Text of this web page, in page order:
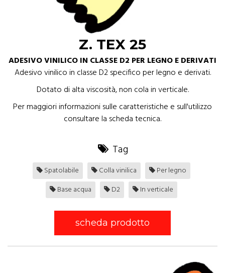
Z. TEX 25
ADESIVO VINILICO IN CLASSE D2 PER LEGNO E DERIVATI
Adesivo vinilico in classe D2 specifico per legno e derivati.
Dotato di alta viscosità, non cola in verticale.
Per maggiori informazioni sulle caratteristiche e sull'utilizzo
consultare la scheda tecnica.
Tag
Spatolabile Colla vinilica
Per legno
Base acqua
D2 In verticale
scheda prodotto